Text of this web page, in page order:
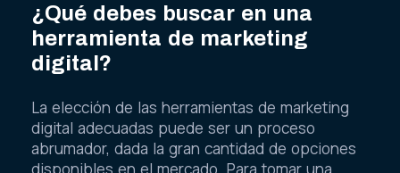
¿Qué debes buscar en una
herramienta de marketing
digital?
La elección de las herramientas de marketing
digital adecuadas puede ser un proceso
abrumador, dada la gran cantidad de opciones
disponibles en el mercado. Para tomar una